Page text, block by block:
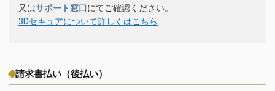
又はサポート窓口にてご確認ください。
3Dセキュアについて詳しくはこちら
請求書払い（後払い）